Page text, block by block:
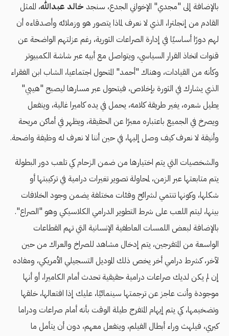
بالإضافة إلى "مجدي" الإخواني الجدع، سنجد خالد عبدالله، الممثل
القادم من إنجلترا، الذي لا نعرف لماذا يتصور هو وزملائه وأصدقاءه أن
لهم دورًا أساسيًا في إدارة الصراعات الثورية، رغم عزلتهم الواضحة عن
قنوات اتخاذ القرار السياسي، ويتواصل مع أبيه عبر شاشة الكمبيوتر
وكأنه من القيادات، وهناك "أحمد" المتحول اجتماعيا، الشاب ابن الفقراء
الذي يشارك في الثورة بإخلاص، فيتحول عبر مسارها ليصبح "هيبي"
يطيل شعره، يغير طريقة كلامه، يحمل في يده كاميرا غالية، وينفعل
ويصرخ في الجميع باعتباره معبرًا عن الحقيقة، ويظهر في أماكن مريحة
وأنيقة لا نعرف كيف وصل إليها، في حين أننا لا نعرف له وظيفة واضحة.
والشخصيات التي يتم اختيارها من ضمن الزحام كي تلعب دور البطولة
يتم متابعتها عبر الزمن، لمحاولة تصوير تغيرات درامية في تركيبتها أو
شكلها، وكونها تنتمي لشرائح وفئات مختلفة يضمن وجود الخلافات
بينها، ليتم اللعب على شرط التطوير الدرامي الكلاسيكي وهو "الصراع".
بالإضافة لبعض اللمسات العاطفية الإنسانية التي تهم القطاعات
الواسعة من المتفرجين، يتم إدخال مشاهد للصراخ والعراك من حين
لآخر، كشرط درامي أخر يخص ذلك الموديل التسجيلي الأمريكي، ومفاده
إن لم يكن لديك صراعات درامية حقيقية تحدث أمام الكاميرا، أو أنها
موجودة وأنت عاجز عن ترجمتها سينمائيًا، عليك إذا افتعالها، خلقها
وتضخيمها، كي يتم إيهام المتفرج طيلة الوقت بأنه أمام صراعات ودراما
كبري، فيلهث وراء أبطال الفيلم، وينفعل معهم، دون أن يتأمل ما